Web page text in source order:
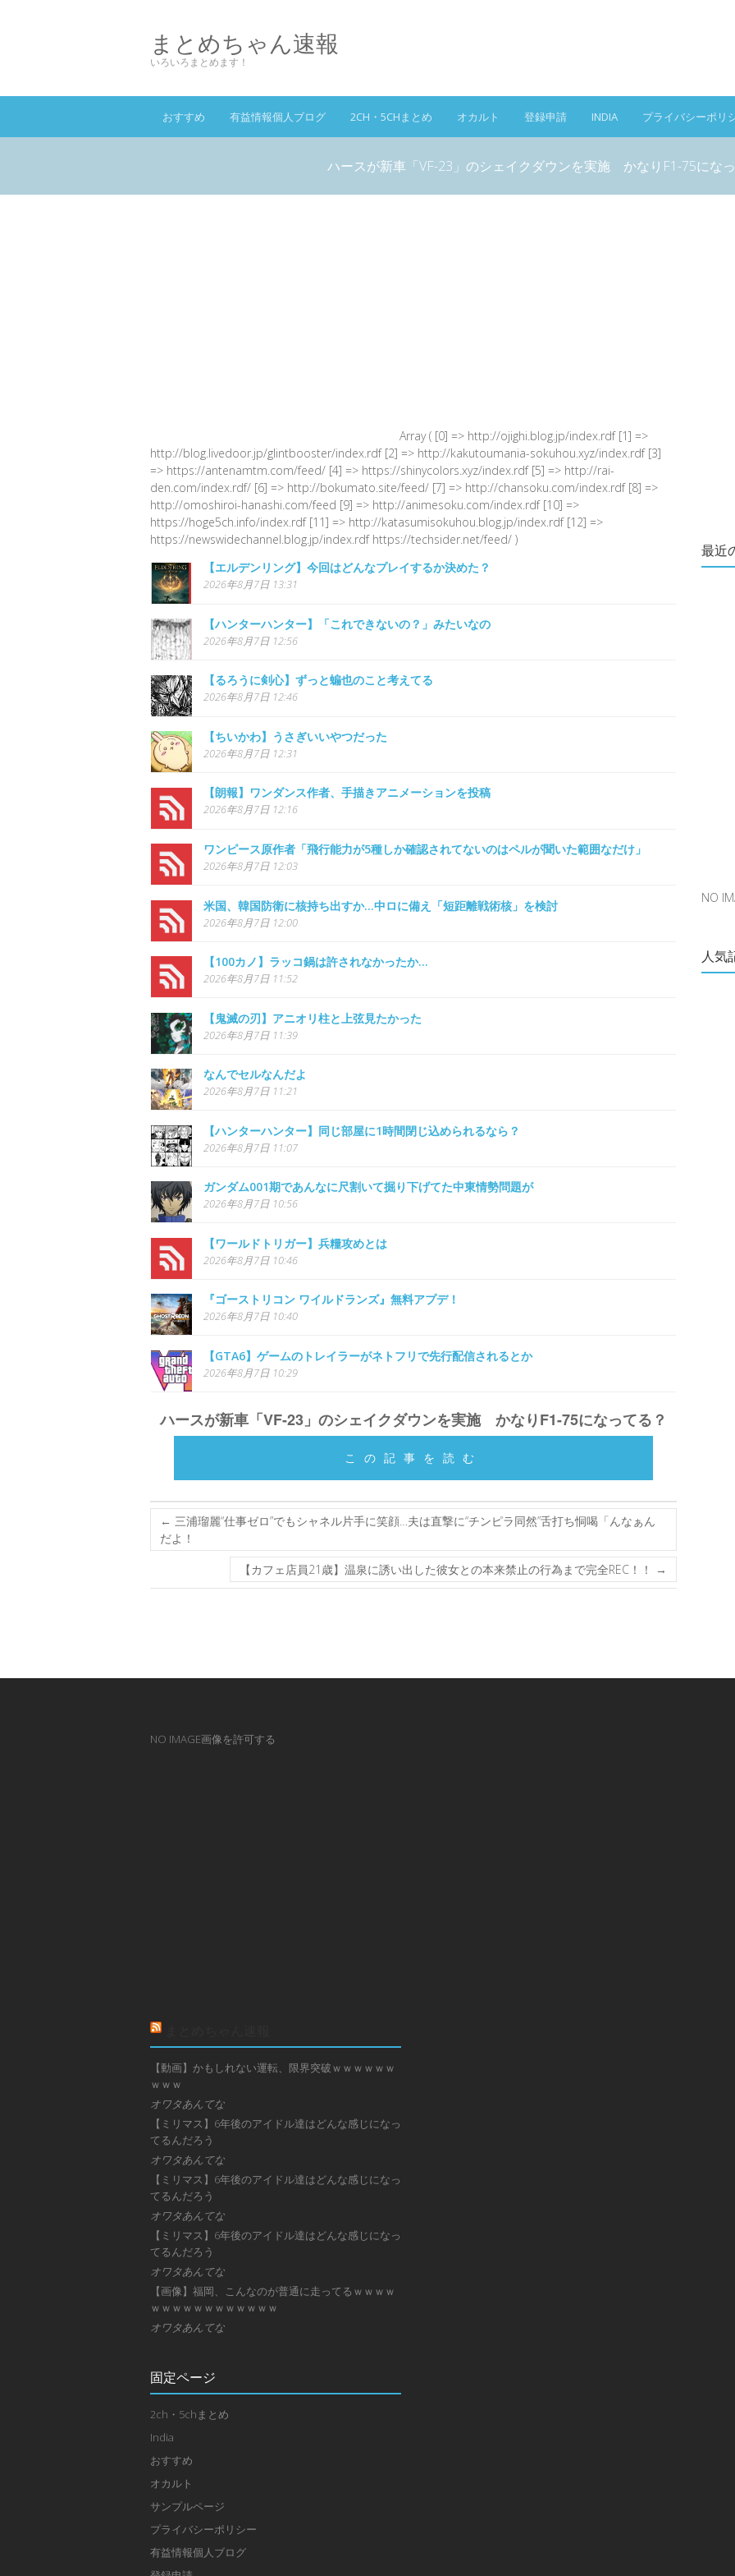
まとめちゃん速報
いろいろまとめます！
おすすめ 有益情報個人ブログ 2CH・5CHまとめ オカルト 登録申請 INDIA プライバシーポリ
ハースが新車「VF-23」のシェイクダウンを実施 かなりF1-75にな
Array ( [0] => http://ojighi.blog.jp/index.rdf [1] =>
http://blog.livedoor.jp/glintbooster/index.rdf [2] => http://kakutoumania-sokuhou.xyz/index.rdf [3]
=> https://antenamtm.com/feed/ [4] => https://shinycolors.xyz/index.rdf [5] => http://rai-
den.com/index.rdf/ [6] => http://bokumato.site/feed/ [7] => http://chansoku.com/index.rdf [8] =>
http://omoshiroi-hanashi.com/feed [9] => http://animesoku.com/index.rdf [10] =>
https://hoge5ch.info/index.rdf [11] => http://katasumisokuhou.blog.jp/index.rdf [12] =>
https://newswidechannel.blog.jp/index.rdf https://techsider.net/feed/ )
【エルデンリング】今回はどんなプレイするか決めた？
2026年8月7日 13:31
【ハンターハンター】「これできないの？」みたいなの
2026年8月7日 12:56
【るろうに剣心】ずっと蝙也のこと考えてる
2026年8月7日 12:46
【ちいかわ】うさぎいいやつだった
2026年8月7日 12:31
【朗報】ワンダンス作者、手描きアニメーションを投稿
2026年8月7日 12:16
ワンピース原作者「飛行能力が5種しか確認されてないのはペルが聞いた範囲なだけ」
2026年8月7日 12:03
米国、韓国防衛に核持ち出すか…中ロに備え「短距離戦術核」を検討
2026年8月7日 12:00
【100カノ】ラッコ鍋は許されなかったか…
2026年8月7日 11:52
【鬼滅の刃】アニオリ柱と上弦見たかった
2026年8月7日 11:39
なんでセルなんだよ
2026年8月7日 11:21
【ハンターハンター】同じ部屋に1時間閉じ込められるなら？
2026年8月7日 11:07
ガンダム001期であんなに尺割いて掘り下げてた中東情勢問題が
2026年8月7日 10:56
【ワールドトリガー】兵糧攻めとは
2026年8月7日 10:46
『ゴーストリコン ワイルドランズ』無料アプデ！
2026年8月7日 10:40
【GTA6】ゲームのトレイラーがネトフリで先行配信されるとか
2026年8月7日 10:29
ハースが新車「VF-23」のシェイクダウンを実施 かなりF1-75になってる？
この記事を読む
← 三浦瑠麗“仕事ゼロ”でもシャネル片手に笑顔…夫は直撃に“チンピラ同然”舌打ち恫喝「んなぁん
だよ！
【カフェ店員21歳】温泉に誘い出した彼女との本来禁止の行為まで完全REC！！
→
最近
NO
人気
NO IMAGE画像を許可する
【動画】かもしれない運転、限界突破ｗｗｗｗｗｗ
ｗｗｗ
オワタあんてな
【ミリマス】6年後のアイドル達はどんな感じになっ
てるんだろう
オワタあんてな
【ミリマス】6年後のアイドル達はどんな感じになっ
てるんだろう
オワタあんてな
【ミリマス】6年後のアイドル達はどんな感じになっ
てるんだろう
オワタあんてな
【画像】福岡、こんなのが普通に走ってるｗｗｗｗ
ｗｗｗｗｗｗｗｗｗｗｗｗ
オワタあんてな
固定ページ
2ch・5chまとめ
India
おすすめ
オカルト
サンプルページ
プライバシーポリシー
有益情報個人ブログ